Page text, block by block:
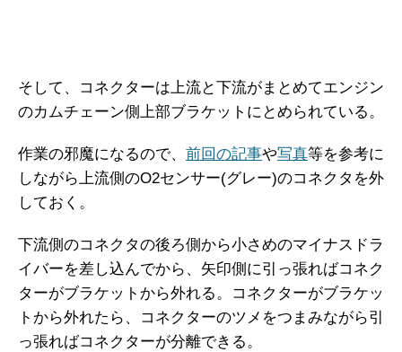
そして、コネクターは上流と下流がまとめてエンジン
のカムチェーン側上部ブラケットにとめられている。
作業の邪魔になるので、 前回の記事や写真等を参考に
しながら上流側のO2センサー(グレー)のコネクタを外
しておく。
下流側のコネクタの後ろ側から小さめのマイナスドラ
イバーを差し込んでから、矢印側に引っ張ればコネク
ターがブラケットから外れる。コネクターがブラケッ
トから外れたら、コネクターのツメをつまみながら引
っ張ればコネクターが分離できる。